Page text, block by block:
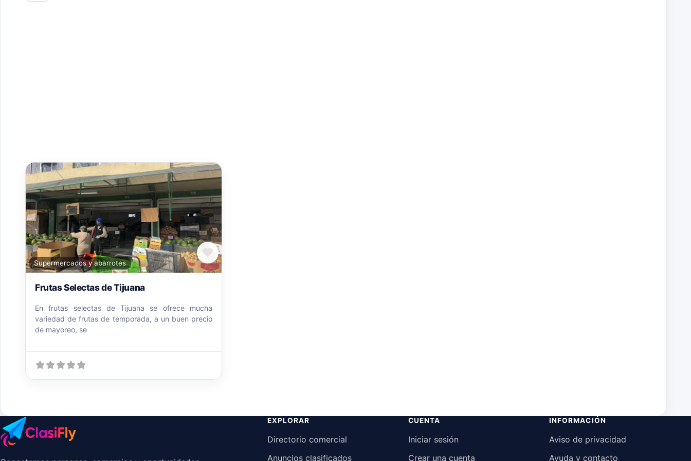
Supermercados y abarrotes
Favorito
Frutas Selectas de Tijuana
En frutas selectas de Tijuana se ofrece mucha
variedad de frutas de temporada, a un buen precio
de mayoreo, se
EXPLORAR
Directorio comercial
Anuncios clasificados
CUENTA
Iniciar sesión
Crear una cuenta
INFORMACIÓN
Aviso de privacidad
Ayuda y contacto